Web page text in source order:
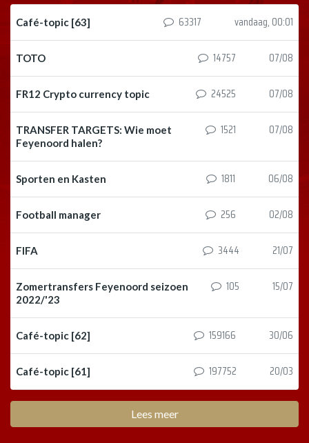
Café-topic [63] 63317 vandaag, 00:01
TOTO 14757 07/08
FR12 Crypto currency topic 24525 07/08
TRANSFER TARGETS: Wie moet
Feyenoord halen?
1521 07/08
Sporten en Kasten 1811 06/08
Football manager 256 02/08
FIFA 3444 21/07
Zomertransfers Feyenoord seizoen
2022/'23
105 15/07
Café-topic [62] 159166 30/06
Café-topic [61] 197752 20/03
Lees meer